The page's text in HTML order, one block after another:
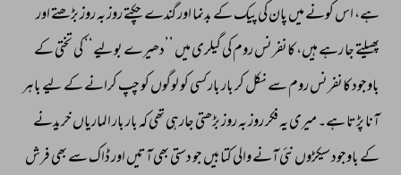
ہے، اس کونے میں پان کی پیک کے بدنما اور گندے چکتے روز بہ روز بڑھتے اور
پھیلتے جا رہے ہیں، کانفرنس روم کی گیلری میں ’’دھیرے بولیے‘‘ کی تختی کے
باوجود کانفرنس روم سے نکل کر بار بار کسی کو لوگوں کو چپ کرانے کے لیے باہر
آنا پڑتا ہے۔ میری یہ فکر روز بہ روز بڑھتی جارہی تھی کہ بار بار الماریاں خریدنے
کے باوجود سیکڑوں نئی آنے والی کتابیں جو دستی بھی آتیں اور ڈاک سے بھی فرش